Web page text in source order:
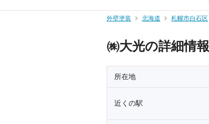
外壁塗装 北海道 札幌市白石区
㈱大光の詳細情報
所在地
近くの駅